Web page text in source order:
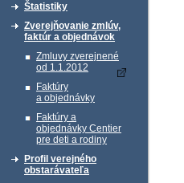
Štatistiky
Zverejňovanie zmlúv,
faktúr a objednávok
Zmluvy zverejnené
od 1.1.2012
Faktúry
a objednávky
Faktúry a
objednávky Centier
pre deti a rodiny
Profil verejného
obstarávateľa